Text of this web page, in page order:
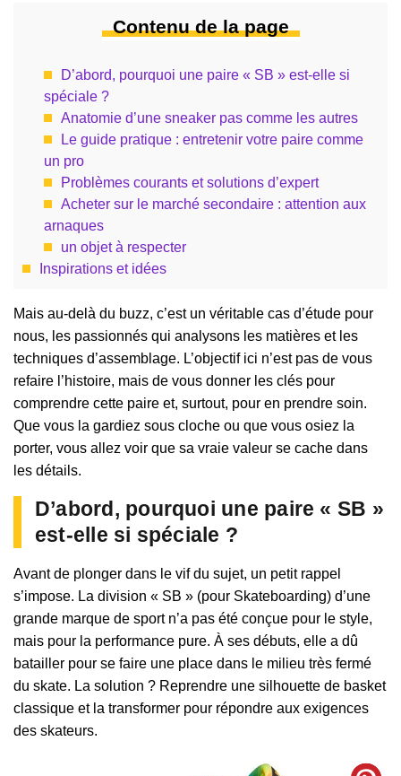
Contenu de la page
D’abord, pourquoi une paire « SB » est-elle si
spéciale ?
Anatomie d’une sneaker pas comme les autres
Le guide pratique : entretenir votre paire comme
un pro
Problèmes courants et solutions d’expert
Acheter sur le marché secondaire : attention aux
arnaques
un objet à respecter
Inspirations et idées
Mais au-delà du buzz, c’est un véritable cas d’étude pour
nous, les passionnés qui analysons les matières et les
techniques d’assemblage. L’objectif ici n’est pas de vous
refaire l’histoire, mais de vous donner les clés pour
comprendre cette paire et, surtout, pour en prendre soin.
Que vous la gardiez sous cloche ou que vous osiez la
porter, vous allez voir que sa vraie valeur se cache dans
les détails.
D’abord, pourquoi une paire « SB »
est-elle si spéciale ?
Avant de plonger dans le vif du sujet, un petit rappel
s’impose. La division « SB » (pour Skateboarding) d’une
grande marque de sport n’a pas été conçue pour le style,
mais pour la performance pure. À ses débuts, elle a dû
batailler pour se faire une place dans le milieu très fermé
du skate. La solution ? Reprendre une silhouette de basket
classique et la transformer pour répondre aux exigences
des skateurs.